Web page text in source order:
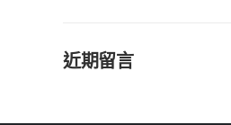
近期留言